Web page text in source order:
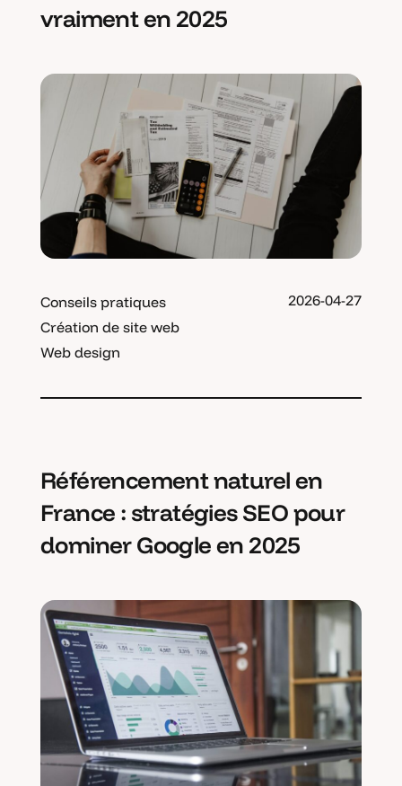
vraiment en 2025
Conseils pratiques
Création de site web
Web design
2026-04-27
Référencement naturel en
France : stratégies SEO pour
dominer Google en 2025